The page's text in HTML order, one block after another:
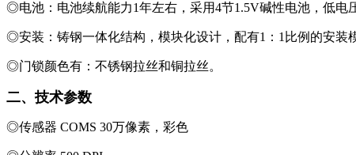
◎电池：电池续航能力1年左右，采用4节1.5V碱性电池，低电
◎安装：铸钢一体化结构，模块化设计，配有1：1比例的安装
◎门锁颜色有：不锈钢拉丝和铜拉丝。
二、技术参数
◎传感器 COMS 30万像素，彩色